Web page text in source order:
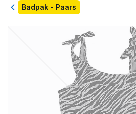
TerugBadpak - Paars